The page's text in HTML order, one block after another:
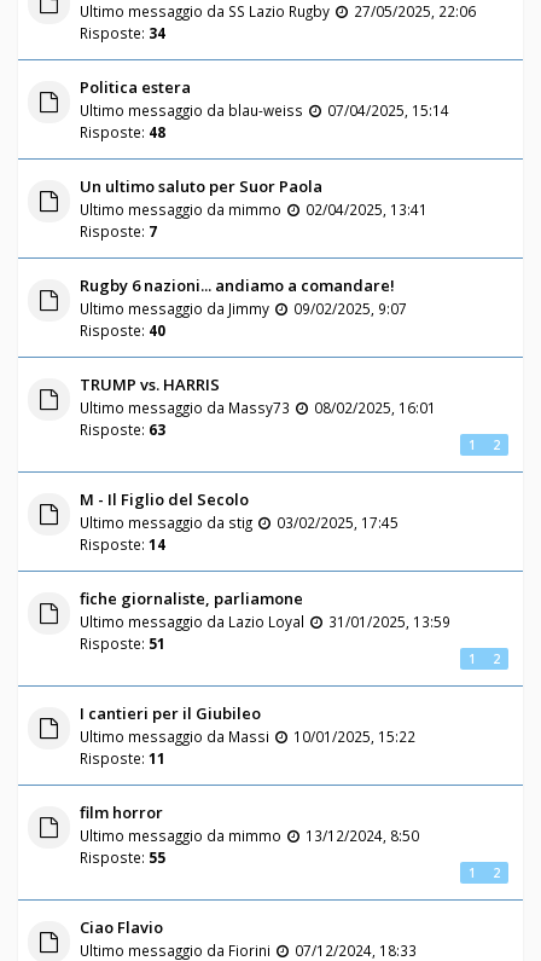
Ultimo messaggio da SS Lazio Rugby
27/05/2025, 22:06
Risposte: 34
Politica estera
Ultimo messaggio da blau-weiss
07/04/2025, 15:14
Risposte: 48
Un ultimo saluto per Suor Paola
Ultimo messaggio da mimmo
02/04/2025, 13:41
Risposte: 7
Rugby 6 nazioni... andiamo a comandare!
Ultimo messaggio da Jimmy
09/02/2025, 9:07
Risposte: 40
TRUMP vs. HARRIS
Ultimo messaggio da Massy73
08/02/2025, 16:01
Risposte: 63
1 2
M - Il Figlio del Secolo
Ultimo messaggio da stig
03/02/2025, 17:45
Risposte: 14
fiche giornaliste, parliamone
Ultimo messaggio da Lazio Loyal
31/01/2025, 13:59
Risposte: 51
1 2
I cantieri per il Giubileo
Ultimo messaggio da Massi
10/01/2025, 15:22
Risposte: 11
film horror
Ultimo messaggio da mimmo
13/12/2024, 8:50
Risposte: 55
1 2
Ciao Flavio
Ultimo messaggio da Fiorini
07/12/2024, 18:33